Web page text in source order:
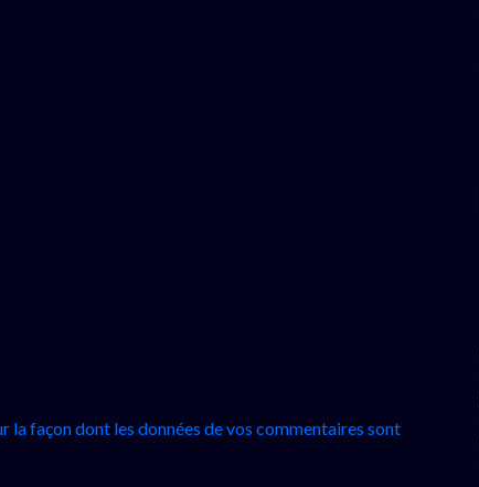
la façon dont les données de vos commentaires sont